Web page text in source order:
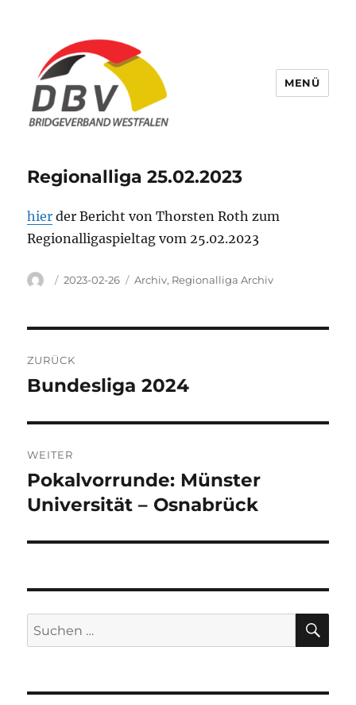
MENÜ
Regionalliga 25.02.2023
hier der Bericht von Thorsten Roth zum
Regionalligaspieltag vom 25.02.2023
Autor
Veröffentlicht
2023-02-26 Kategorien
Archiv, Regionalliga Archiv
ZURÜCK
Vorheriger
Bundesliga 2024
WEITER
Nächster
Beitrag:
Pokalvorrunde: Münster
Universität – Osnabrück
Suchen
nach: